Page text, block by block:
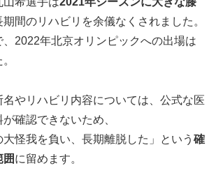
期間のリハビリを余儀なくされました。
、2022年北京オリンピックへの出場は
やリハビリ内容については、公式な医
確認できないため、
怪我を負い、長期離脱した」という 確
囲に留めます。